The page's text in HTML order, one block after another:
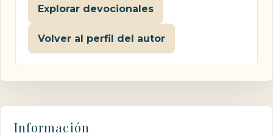
Explorar devocionales
Volver al perfil del autor
Información